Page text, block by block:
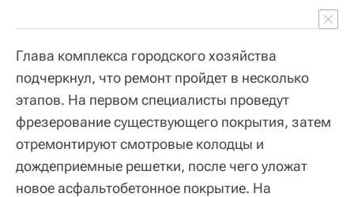
Глава комплекса городского хозяйства
подчеркнул, что ремонт пройдет в несколько
этапов. На первом специалисты проведут
фрезерование существующего покрытия, затем
отремонтируют смотровые колодцы и
дождеприемные решетки, после чего уложат
новое асфальтобетонное покрытие. На